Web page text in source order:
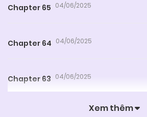
Chapter 65 04/06/2025
Chapter 64 04/06/2025
Chapter 63 04/06/2025
04/06/2025Xem thêm